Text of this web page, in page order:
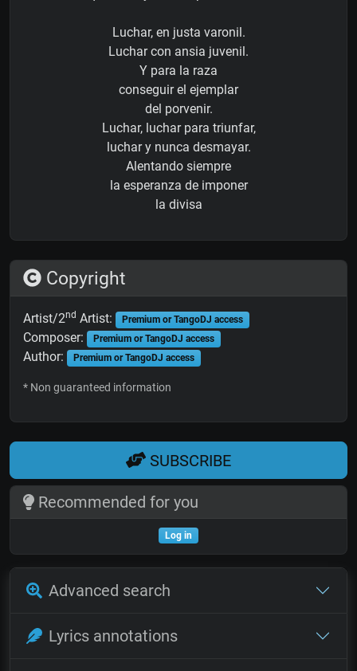
Luchar, en justa varonil.
Luchar con ansia juvenil.
Y para la raza
conseguir el ejemplar
del porvenir.
Luchar, luchar para triunfar,
luchar y nunca desmayar.
Alentando siempre
la esperanza de imponer
la divisa
Copyright
Artist/2nd Artist: Premium or TangoDJ access
Composer: Premium or TangoDJ access
Author: Premium or TangoDJ access
* Non guaranteed information
SUBSCRIBE
Recommended for you
Log in
Advanced search
Lyrics annotations